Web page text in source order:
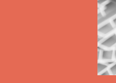
e Cortinas exteriores